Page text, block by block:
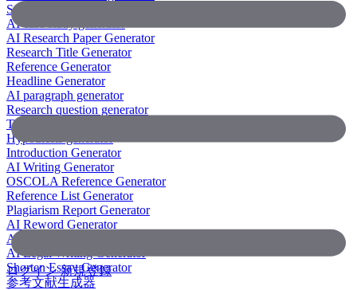
Scientific Paper Summarizer
AI case study generator
AI Research Paper Generator
Research Title Generator
Reference Generator
Headline Generator
AI paragraph generator
Research question generator
Thesis paragraph generator
Hypothesis generator
Introduction Generator
AI Writing Generator
OSCOLA Reference Generator
Reference List Generator
Plagiarism Report Generator
AI Reword Generator
AI Bullet Point Generator
AI Legal Writing Generator
Shorten Essay Generator
参考文献生成器
ログイン新規登録